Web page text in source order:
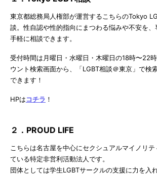
東京都総務局人権部が運営するこちらのTokyo
談。性自認や性的指向にまつわる悩みや不安を
手軽に相談できます。
受付時間は月曜日・水曜日・木曜日の18時〜22
ウント検索画面から、「LGBT相談＠東京」で検
できます！
HPはコチラ ！
２．PROUD LIFE
こちらは名古屋を中心にセクシュアルマイノリ
ている特定非営利活動法人です。
団体としては学生LGBTサークルの支援に力を入